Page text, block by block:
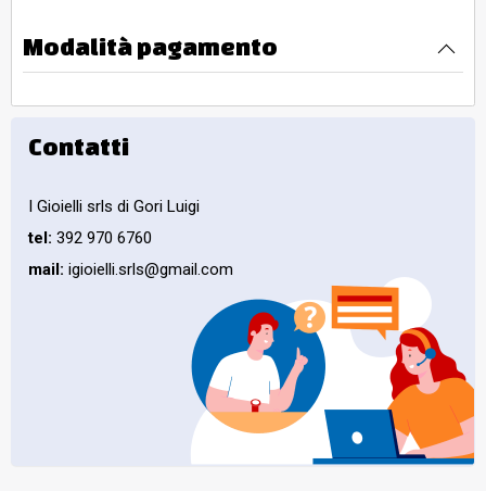
Modalità pagamento
Contatti
I Gioielli srls di Gori Luigi
tel: 392 970 6760
mail: igioielli.srls@gmail.com